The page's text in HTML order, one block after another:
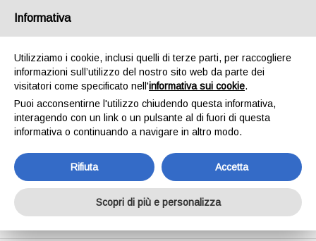
SPEDIAMO IN 24/48H - SPEDIZIONI GRATUITE
INVIA MESSAGGIO
Shop Online
Home
Informativa
Utilizziamo i cookie, inclusi quelli di terze parti, per raccogliere
informazioni sull’utilizzo del nostro sito web da parte dei
visitatori come specificato nell'informativa sui cookie.
Puoi acconsentirne l'utilizzo chiudendo questa informativa,
interagendo con un link o un pulsante al di fuori di questa
informativa o continuando a navigare in altro modo.
Rifiuta Accetta
Scopri di più e personalizza